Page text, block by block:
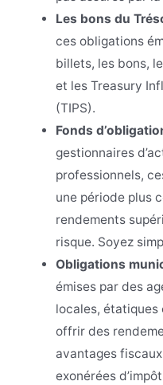
Les bons du
ces obligations
billets, les bons,
et les Treasury
(TIPS).
Fonds
gestionnaires
professionnels,
une période plus
rendements
risque. Soyez
Obligations
émises par des
locales, étatiques
offrir des
avantages
exonérées